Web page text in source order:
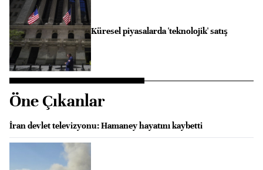
Küresel piyasalarda 'teknolojik' satış
Öne Çıkanlar
İran devlet televizyonu: Hamaney hayatını kaybetti